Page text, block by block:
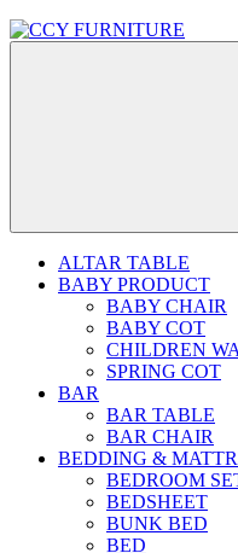
ALTAR TABLE
BABY PRODUCT
BABY CHAIR
BABY COT
CHILDREN
SPRING COT
BAR
BAR TABLE
BAR CHAIR
BEDDING &
BEDROOM
BEDSHEET
BUNK BED
BED